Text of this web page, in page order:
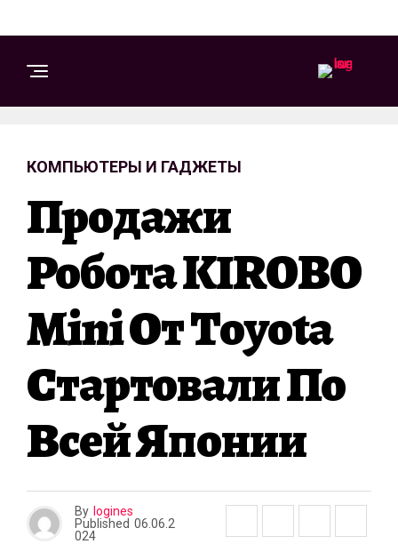
КОМПЬЮТЕРЫ И ГАДЖЕТЫ
Продажи
Робота KIROBO
Mini От Toyota
Стартовали По
Всей Японии
By logines
Published 06.06.2
024